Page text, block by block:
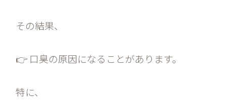
その結果、
👉 口臭の原因になることがあります。
特に、